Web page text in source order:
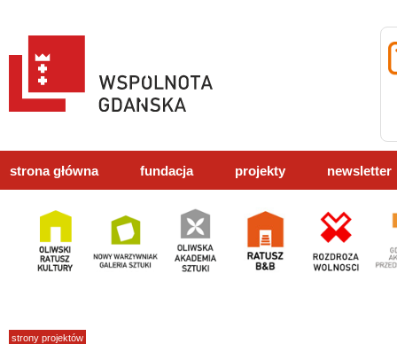
strona główna fundacja projekty newsletter
strony projektów